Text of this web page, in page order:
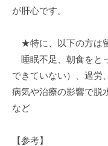
が肝心です。
★特に、以下の方は
睡眠不足、朝食をと
できていない）、過労
病気や治療の影響で脱
など
【参考】